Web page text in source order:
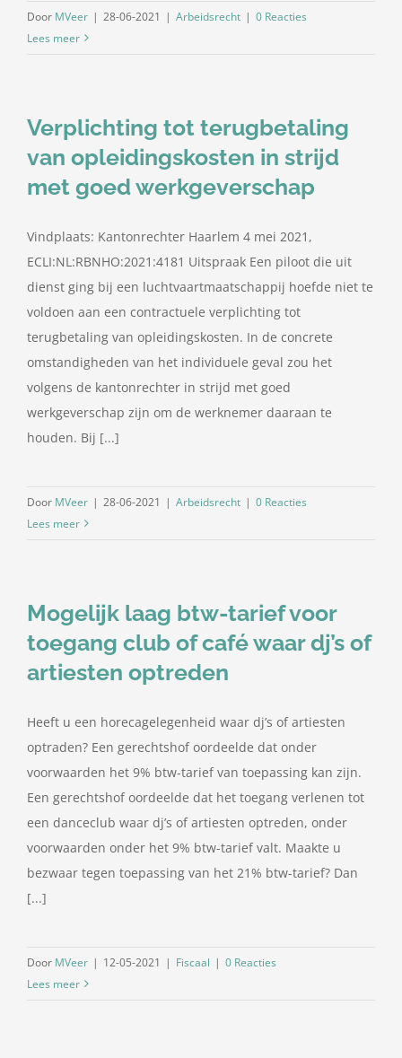
Door MVeer | 28-06-2021 | Arbeidsrecht | 0 Reacties
Lees meer
Verplichting tot terugbetaling
van opleidingskosten in strijd
met goed werkgeverschap
Vindplaats: Kantonrechter Haarlem 4 mei 2021,
ECLI:NL:RBNHO:2021:4181 Uitspraak Een piloot die uit
dienst ging bij een luchtvaartmaatschappij hoefde niet te
voldoen aan een contractuele verplichting tot
terugbetaling van opleidingskosten. In de concrete
omstandigheden van het individuele geval zou het
volgens de kantonrechter in strijd met goed
werkgeverschap zijn om de werknemer daaraan te
houden. Bij [...]
Door MVeer | 28-06-2021 | Arbeidsrecht | 0 Reacties
Lees meer
Mogelijk laag btw-tarief voor
toegang club of café waar dj’s of
artiesten optreden
Heeft u een horecagelegenheid waar dj’s of artiesten
optraden? Een gerechtshof oordeelde dat onder
voorwaarden het 9% btw-tarief van toepassing kan zijn.
Een gerechtshof oordeelde dat het toegang verlenen tot
een danceclub waar dj’s of artiesten optreden, onder
voorwaarden onder het 9% btw-tarief valt. Maakte u
bezwaar tegen toepassing van het 21% btw-tarief? Dan
[...]
Door MVeer | 12-05-2021 | Fiscaal | 0 Reacties
Lees meer